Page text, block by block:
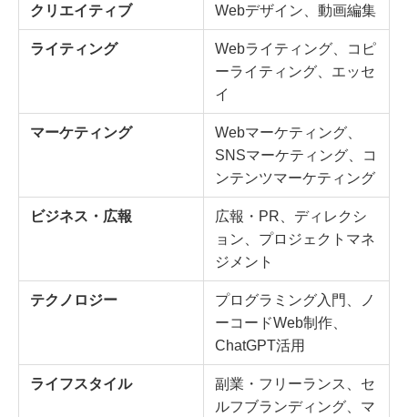
クリエイティブ Webデザイン、動画編集
ライティング
Webライティング、コピ
ーライティング、エッセ
イ
マーケティング
Webマーケティング、
SNSマーケティング、コ
ンテンツマーケティング
ビジネス・広報
広報・PR、ディレクシ
ョン、プロジェクトマネ
ジメント
テクノロジー
プログラミング入門、ノ
ーコードWeb制作、
ChatGPT活用
ライフスタイル
副業・フリーランス、セ
ルフブランディング、マ